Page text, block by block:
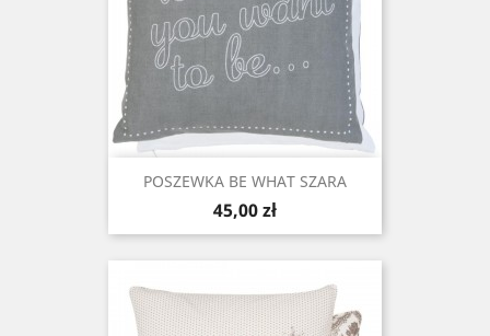
POSZEWKA BE WHAT SZARA
Cena
45,00 zł